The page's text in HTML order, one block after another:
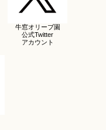
牛窓オリーブ園
公式Twitter
アカウント